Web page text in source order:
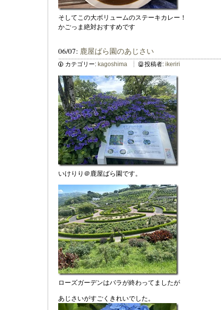
そしてこの大ボリュームのステーキカレー！
かごっま絶対おすすめです
06/07: 鹿屋ばら園のあじさい
カテゴリー: kagoshima 投稿者: ikeriri
いけりり＠鹿屋ばら園です。
ローズガーデンはバラが終わってましたが
あじさいがすごくきれいでした。